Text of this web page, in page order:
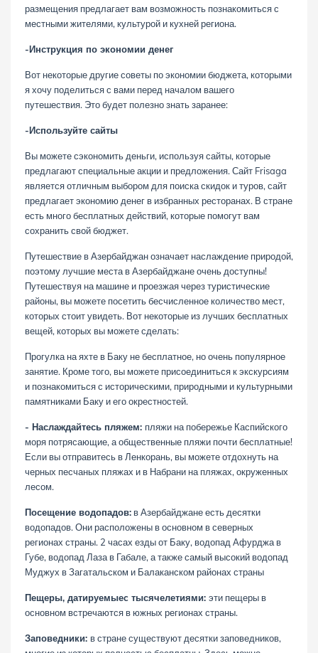
размещения предлагает вам возможность познакомиться с
местными жителями, культурой и кухней региона.
-Инструкция по экономии денег
Вот некоторые другие советы по экономии бюджета, которыми
я хочу поделиться с вами перед началом вашего
путешествия. Это будет полезно знать заранее:
-Используйте сайты
Вы можете сэкономить деньги, используя сайты, которые
предлагают специальные акции и предложения. Сайт Frisaga
является отличным выбором для поиска скидок и туров, сайт
предлагает экономию денег в избранных ресторанах. В стране
есть много бесплатных действий, которые помогут вам
сохранить свой бюджет.
Путешествие в Азербайджан означает наслаждение природой,
поэтому лучшие места в Азербайджане очень доступны!
Путешествуя на машине и проезжая через туристические
районы, вы можете посетить бесчисленное количество мест,
которых стоит увидеть. Вот некоторые из лучших бесплатных
вещей, которых вы можете сделать:
Прогулка на яхте в Баку не бесплатное, но очень популярное
занятие. Кроме того, вы можете присоединиться к экскурсиям
и познакомиться с историческими, природными и культурными
памятниками Баку и его окрестностей.
- Наслаждайтесь пляжем: пляжи на побережье Каспийского
моря потрясающие, а общественные пляжи почти бесплатные!
Если вы отправитесь в Ленкорань, вы можете отдохнуть на
черных песчаных пляжах и в Набрани на пляжах, окруженных
лесом.
Посещение водопадов: в Азербайджане есть десятки
водопадов. Они расположены в основном в северных
регионах страны. 2 часах езды от Баку, водопад Афурджа в
Губе, водопад Лаза в Габале, а также самый высокий водопад
Муджух в Загатальском и Балаканском районах страны
Пещеры, датируемыеc тысячелетиями: эти пещеры в
основном встречаются в южных регионах страны.
Заповедники: в стране существуют десятки заповедников,